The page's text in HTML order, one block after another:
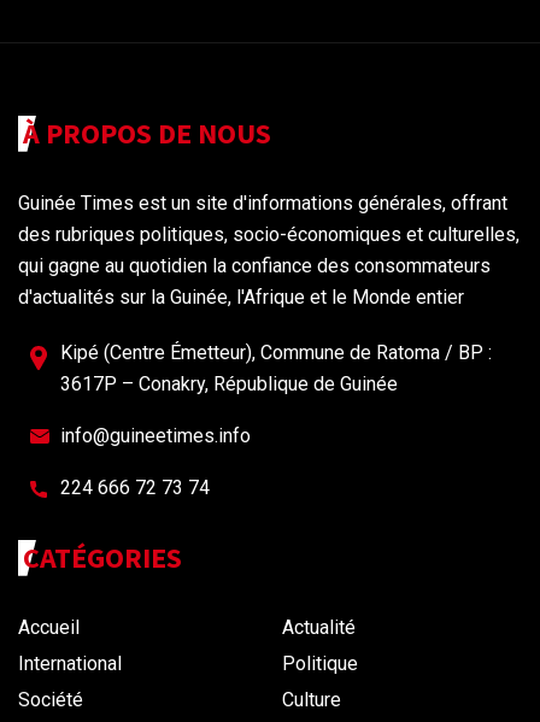
À PROPOS DE NOUS
Guinée Times est un site d'informations générales, offrant
des rubriques politiques, socio-économiques et culturelles,
qui gagne au quotidien la confiance des consommateurs
d'actualités sur la Guinée, l'Afrique et le Monde entier
Kipé (Centre Émetteur), Commune de Ratoma / BP :
3617P – Conakry, République de Guinée
info@guineetimes.info
224 666 72 73 74
CATÉGORIES
Accueil
Actualité
International
Politique
Société
Culture